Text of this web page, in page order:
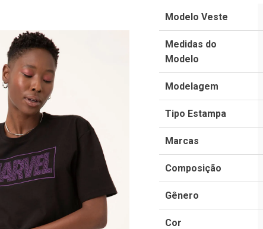
Modelo Veste
Medidas do
Modelo
Modelagem
Tipo Estampa
Marcas
Composição
Gênero
Cor